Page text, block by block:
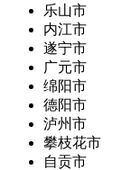
乐山市
内江市
遂宁市
广元市
绵阳市
德阳市
泸州市
攀枝花市
自贡市